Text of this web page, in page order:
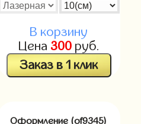
В корзину
Цена 300руб.
Заказ в 1 клик
Оформление (of9345)